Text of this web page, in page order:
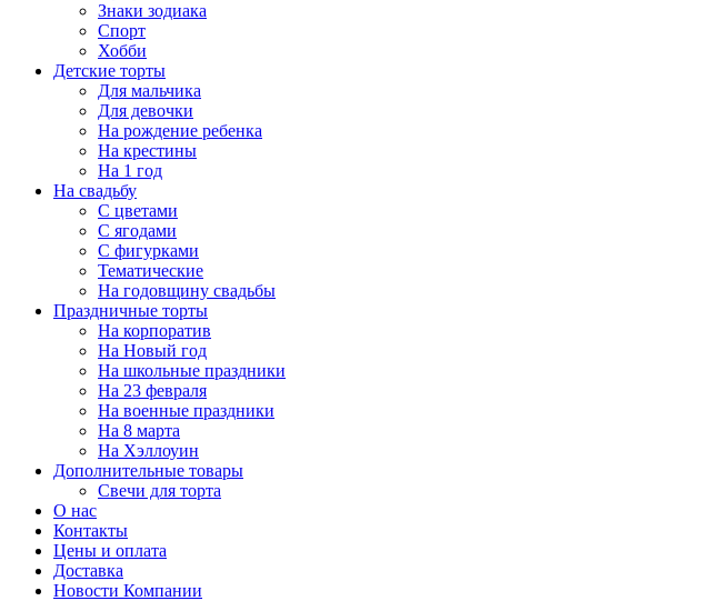
Знаки зодиака
Спорт
Хобби
Детские торты
Для мальчика
Для девочки
На рождение ребенка
На крестины
На 1 год
На свадьбу
С цветами
С ягодами
С фигурками
Тематические
На годовщину свадьбы
Праздничные торты
На корпоратив
На Новый год
На школьные праздники
На 23 февраля
На военные праздники
На 8 марта
На Хэллоуин
Дополнительные товары
Свечи для торта
О нас
Контакты
Цены и оплата
Доставка
Новости Компании